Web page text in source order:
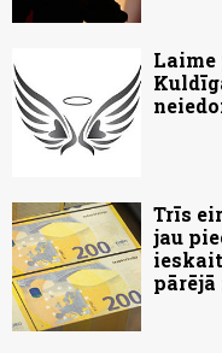
Laime
Trīs
jau
pārējā